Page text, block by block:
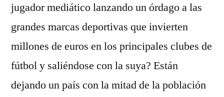
jugador mediático lanzando un órdago a las
grandes marcas deportivas que invierten
millones de euros en los principales clubes de
fútbol y saliéndose con la suya? Están
dejando un país con la mitad de la población